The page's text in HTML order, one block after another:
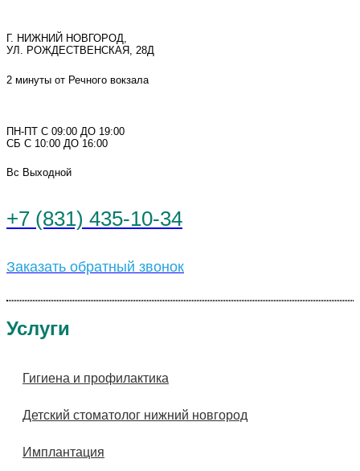
Г. НИЖНИЙ НОВГОРОД,
УЛ. РОЖДЕСТВЕНСКАЯ, 28Д
2 минуты от Речного вокзала
ПН-ПТ С 09:00 ДО 19:00
СБ С 10:00 ДО 16:00
Вс Выходной
+7 (831) 435-10-34
Заказать обратный звонок
Услуги
Гигиена и профилактика
Детский стоматолог нижний новгород
Имплантация